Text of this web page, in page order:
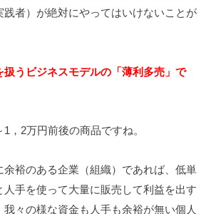
践者）が絶対にやってはいけないことが
扱うビジネスモデルの「薄利多売」で
，2万円前後の商品ですね。
余裕のある企業（組織）であれば、低単
人手を使って大量に販売して利益を出す
我々の様な資金も人手も余裕が無い個人